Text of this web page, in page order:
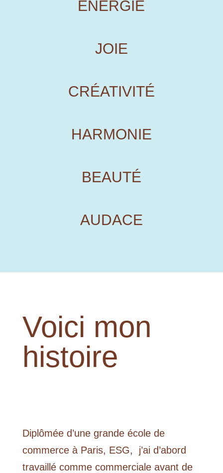
ENERGIE
JOIE
CRÉATIVITÉ
HARMONIE
BEAUTÉ
AUDACE
Voici mon
histoire
Diplômée d’une grande école de
commerce à Paris, ESG,
j’ai d’abord
travaillé comme commerciale avant de